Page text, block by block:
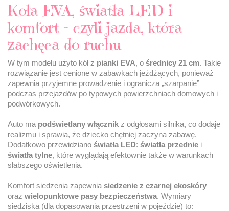
Koła EVA, światła LED i
komfort – czyli jazda, która
zachęca do ruchu
W tym modelu użyto kół z pianki EVA, o średnicy 21 cm. Takie
rozwiązanie jest cenione w zabawkach jeżdżących, ponieważ
zapewnia przyjemne prowadzenie i ogranicza „szarpanie”
podczas przejazdów po typowych powierzchniach domowych i
podwórkowych.
Auto ma podświetlany włącznik z odgłosami silnika, co dodaje
realizmu i sprawia, że dziecko chętniej zaczyna zabawę.
Dodatkowo przewidziano światła LED: światła przednie i
światła tylne, które wyglądają efektownie także w warunkach
słabszego oświetlenia.
Komfort siedzenia zapewnia siedzenie z czarnej ekoskóry
oraz wielopunktowe pasy bezpieczeństwa. Wymiary
siedziska (dla dopasowania przestrzeni w pojeździe) to: